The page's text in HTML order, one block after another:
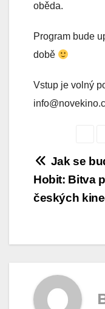
oběda.
Program bude
době
Vstup je volný
pro
Jak se
Hobit: Bitva
českých